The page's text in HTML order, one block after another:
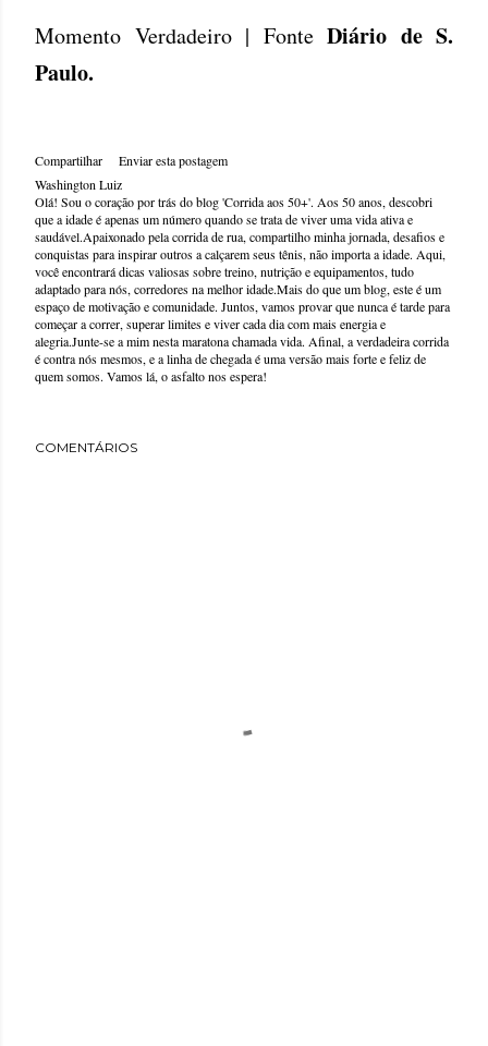
Momento Verdadeiro | FonteDiário de S.
Paulo.
Compartilhar
Enviar esta postagem
Washington Luiz
Olá! Sou o coração por trás do blog 'Corrida aos 50+'. Aos 50 anos, descobri
que a idade é apenas um número quando se trata de viver uma vida ativa e
saudável.Apaixonado pela corrida de rua, compartilho minha jornada, desafios e
conquistas para inspirar outros a calçarem seus tênis, não importa a idade. Aqui,
você encontrará dicas valiosas sobre treino, nutrição e equipamentos, tudo
adaptado para nós, corredores na melhor idade.Mais do que um blog, este é um
espaço de motivação e comunidade. Juntos, vamos provar que nunca é tarde para
começar a correr, superar limites e viver cada dia com mais energia e
alegria.Junte-se a mim nesta maratona chamada vida. Afinal, a verdadeira corrida
é contra nós mesmos, e a linha de chegada é uma versão mais forte e feliz de
quem somos. Vamos lá, o asfalto nos espera!
COMENTÁRIOS